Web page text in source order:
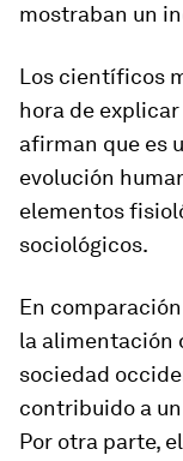
mostraban un
Los científicos
hora de
afirman que es
evolución
elementos
sociológicos.
En
la alimentación
sociedad
contribuido a
Por otra parte,